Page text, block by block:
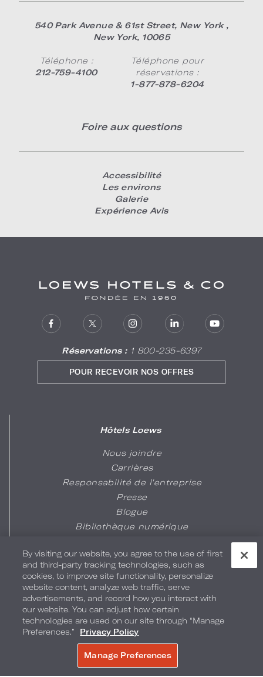
540 Park Avenue & 61st Street, New York ,
New York, 10065
Téléphone :
212-759-4100
Téléphone pour
réservations :
1-877-878-6204
Foire aux questions
Accessibilité
Les environs
Galerie
Expérience Avis
Réservations : 1 800-235-6397
Hôtels Loews
Nous joindre
Carrières
Responsabilité de l'entreprise
Presse
Blogue
Bibliothèque numérique
Liens rapides
Récupération de la facture d'hôtel
Voyage d'affaires
Conseillers en voyage
Voyage pour le sport et les loisirs
Formulaire d’autorisation de carte
de crédit
FAQ sur les marques
POUR RECEVOIR NOS OFFRES
By visiting our website, you agree to the use of first
and third-party tracking technologies, such as
cookies, to improve site functionality, personalize
website content, analyze web traffic, serve
advertisements, and record how you interact with
our website. You can adjust how certain
technologies are used on our site through “Manage
Preferences.”
Privacy Policy
Manage Preferences